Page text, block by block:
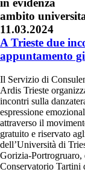
in evidenza
ambito
11.03.2024
A Trieste due
appuntamento
Il Servizio di
Ardis Trieste
incontri sulla
espressione
attraverso il
gratuito e riservato
dell’Università di
Gorizia-Portrogruaro,
Conservatorio Tartini